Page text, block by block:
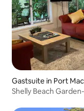
Gastsuite in Port
Shelly Beach